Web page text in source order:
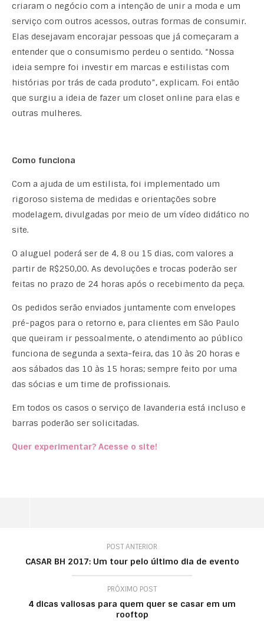
criaram o negócio com a intenção de unir a moda e um
serviço com outros acessos, outras formas de consumir.
Elas desejavam encorajar pessoas que já começaram a
entender que o consumismo perdeu o sentido. “Nossa
ideia sempre foi investir em marcas e estilistas com
histórias por trás de cada produto”, explicam. Foi então
que surgiu a ideia de fazer um closet online para elas e
outras mulheres.
Como funciona
Com a ajuda de um estilista, foi implementado um
rigoroso sistema de medidas e orientações sobre
modelagem, divulgadas por meio de um vídeo didático no
site.
O aluguel poderá ser de 4, 8 ou 15 dias, com valores a
partir de R$250,00. As devoluções e trocas poderão ser
feitas no prazo de 24 horas após o recebimento da peça.
Os pedidos serão enviados juntamente com envelopes
pré-pagos para o retorno e, para clientes em São Paulo
que queiram ir pessoalmente, o atendimento ao público
funciona de segunda a sexta-feira, das 10 às 20 horas e
aos sábados das 10 às 15 horas; sempre feito por uma
das sócias e um time de profissionais.
Em todos os casos o serviço de lavanderia está incluso e
barras poderão ser solicitadas.
Quer experimentar? Acesse o site!
POST ANTERIOR
CASAR BH 2017: Um tour pelo último dia de evento
PRÓXIMO POST
4 dicas valiosas para quem quer se casar em um
rooftop